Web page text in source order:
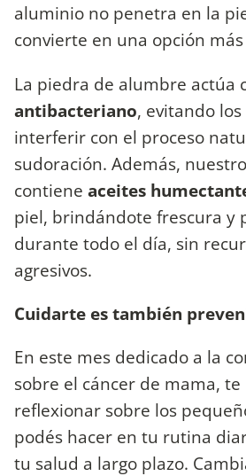
aluminio no penetra en la
convierte en una opción
La piedra de alumbre actúa
antibacteriano, evitando
interferir con el proceso
sudoración. Además,
contiene aceites
piel, brindándote frescura y
durante todo el día, sin
agresivos.
Cuidarte es también
En este mes dedicado a la
sobre el cáncer de mama,
reflexionar sobre los
podés hacer en tu rutina
tu salud a largo plazo.